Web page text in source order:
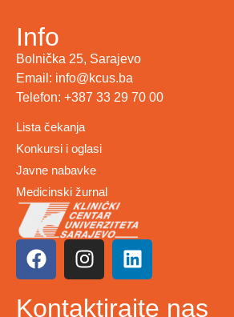
Info
Bolnička 25, Sarajevo
Email: info@kcus.ba
Telefon: +387 33 29 70 00
Lista čekanja
Konkursi i oglasi
Javne nabavke
Medicinski žurnal
Kontaktirajte nas